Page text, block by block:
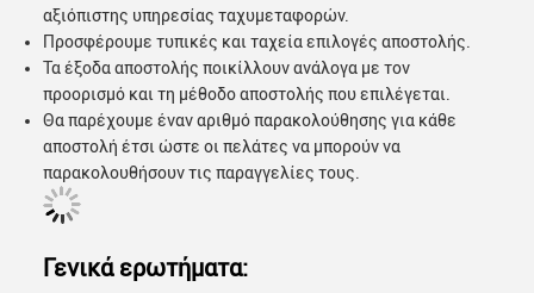
αξιόπιστης υπηρεσίας ταχυμεταφορών.
Προσφέρουμε τυπικές και ταχεία επιλογές αποστολής.
Τα έξοδα αποστολής ποικίλλουν ανάλογα με τον
προορισμό και τη μέθοδο αποστολής που επιλέγεται.
Θα παρέχουμε έναν αριθμό παρακολούθησης για κάθε
αποστολή έτσι ώστε οι πελάτες να μπορούν να
παρακολουθήσουν τις παραγγελίες τους.
Γενικά ερωτήματα: